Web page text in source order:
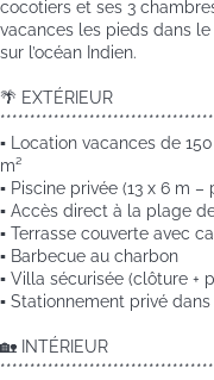
cocotiers et ses 3
vacances les pieds dans
sur l’océan Indien.
🌴 EXTÉRIEUR
▪️ Location vacances de
m²
▪️ Piscine privée (13 x 6 m
▪️ Accès direct à la plage
▪️ Terrasse couverte avec
▪️ Barbecue au charbon
▪️ Villa sécurisée (clôture +
▪️ Stationnement privé
🏡 INTÉRIEUR